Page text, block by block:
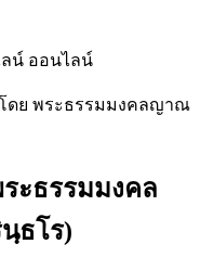
ลน์ ออนไลน์
ดย พระธรรมมงคลญาณ
ะธรรมมงคล
ธโร)